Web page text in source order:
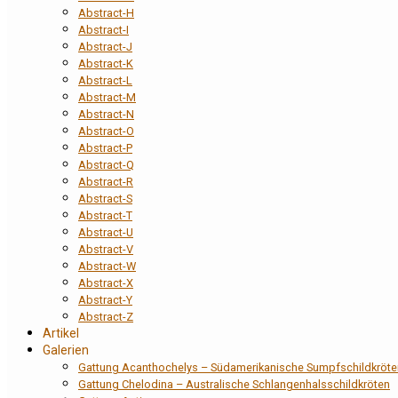
Abstract-H
Abstract-I
Abstract-J
Abstract-K
Abstract-L
Abstract-M
Abstract-N
Abstract-O
Abstract-P
Abstract-Q
Abstract-R
Abstract-S
Abstract-T
Abstract-U
Abstract-V
Abstract-W
Abstract-X
Abstract-Y
Abstract-Z
Artikel
Galerien
Gattung Acanthochelys – Südamerikanische
Gattung Chelodina – Australische Schlangenhalsschildkröten